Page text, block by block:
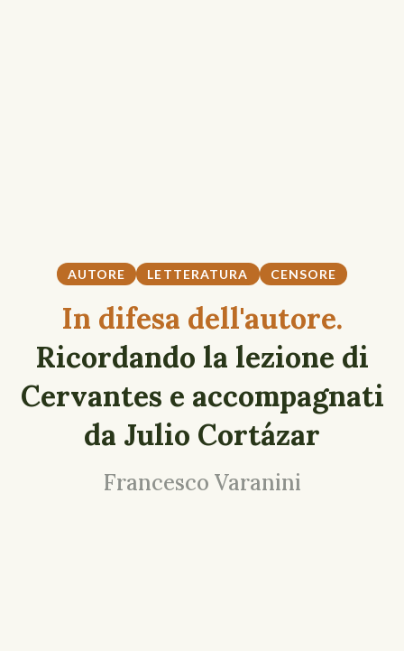
AUTORE LETTERATURA CENSORE
In difesa dell'autore.
Ricordando la lezione di
Cervantes e accompagnati
da Julio Cortázar
Francesco Varanini